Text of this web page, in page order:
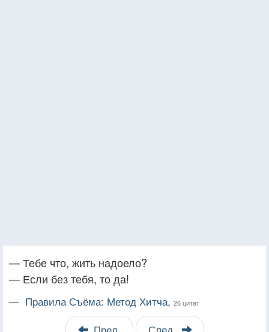
— Тебе что, жить надоело?
— Если без тебя, то да!
— Правила Съёма: Метод Хитча, 26 цитат